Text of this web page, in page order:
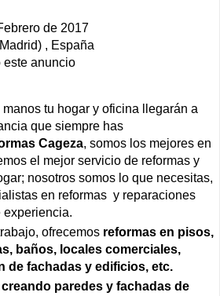
de 2017
, España
este anuncio
tu hogar y oficina llegarán a
que siempre has
Cageza, somos los mejores en
el mejor servicio de reformas y
nosotros somos lo que necesitas,
en reformas y reparaciones
experiencia.
ofrecemos reformas en pisos,
baños, locales comerciales,
de fachadas y edificios, etc.
paredes y fachadas de